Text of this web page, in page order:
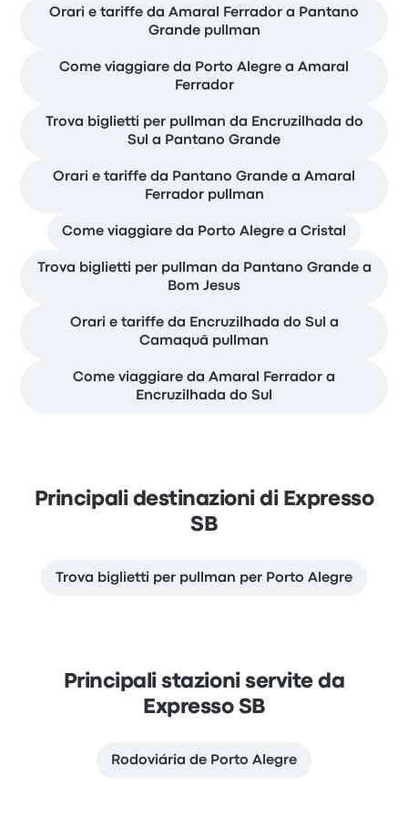
Orari e tariffe da Amaral Ferrador a Pantano
Grande pullman
Come viaggiare da Porto Alegre a Amaral
Ferrador
Trova biglietti per pullman da Encruzilhada do
Sul a Pantano Grande
Orari e tariffe da Pantano Grande a Amaral
Ferrador pullman
Come viaggiare da Porto Alegre a Cristal
Trova biglietti per pullman da Pantano Grande a
Bom Jesus
Orari e tariffe da Encruzilhada do Sul a
Camaquã pullman
Come viaggiare da Amaral Ferrador a
Encruzilhada do Sul
Principali destinazioni di Expresso
SB
Trova biglietti per pullman per Porto Alegre
Principali stazioni servite da
Expresso SB
Rodoviária de Porto Alegre